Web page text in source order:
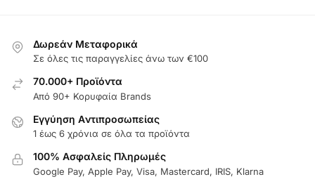
Δωρεάν Μεταφορικά
Σε όλες τις παραγγελίες άνω των €100
70.000+ Προϊόντα
Από 90+ Κορυφαία Brands
Εγγύηση Aντιπροσωπείας
1 έως 6 χρόνια σε όλα τα προϊόντα
100% Ασφαλείς Πληρωμές
Google Pay, Apple Pay, Visa, Mastercard, IRIS, Klarna